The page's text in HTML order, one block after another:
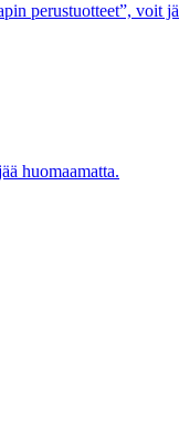
perustuotteet”, voit
huomaamatta.